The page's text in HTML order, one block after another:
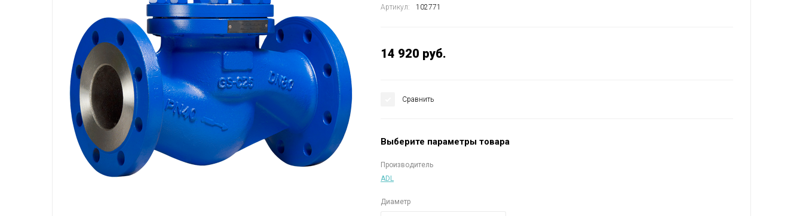
Артикул: 102771
14 920 руб.
Сравнить
Выберите параметры товара
Производитель
ADL
Диаметр